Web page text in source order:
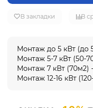
В закладки В
Монтаж до 5 кВт (до
Монтаж 5-7 кВт (50-
Монтаж 7 кВт (70м2) -
Монтаж 12-16 кВт